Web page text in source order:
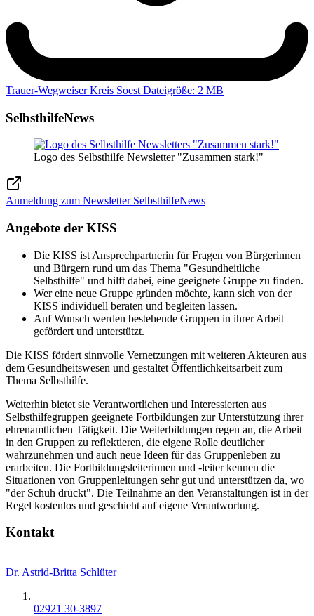
Trauer-Wegweiser Kreis Soest Dateigröße: 2 MB
SelbsthilfeNews
Logo des Selbsthilfe Newsletter "Zusammen stark!"
Anmeldung zum Newsletter SelbsthilfeNews
Angebote der KISS
Die KISS ist Ansprechpartnerin für Fragen von Bürgerinnen
und Bürgern rund um das Thema "Gesundheitliche
Selbsthilfe" und hilft dabei, eine geeignete Gruppe zu finden.
Wer eine neue Gruppe gründen möchte, kann sich von der
KISS individuell beraten und begleiten lassen.
Auf Wunsch werden bestehende Gruppen in ihrer Arbeit
gefördert und unterstützt.
Die KISS fördert sinnvolle Vernetzungen mit weiteren Akteuren aus
dem Gesundheitswesen und gestaltet Öffentlichkeitsarbeit zum
Thema Selbsthilfe.
Weiterhin bietet sie Verantwortlichen und Interessierten aus
Selbsthilfegruppen geeignete Fortbildungen zur Unterstützung ihrer
ehrenamtlichen Tätigkeit. Die Weiterbildungen regen an, die Arbeit
in den Gruppen zu reflektieren, die eigene Rolle deutlicher
wahrzunehmen und auch neue Ideen für das Gruppenleben zu
erarbeiten. Die Fortbildungsleiterinnen und -leiter kennen die
Situationen von Gruppenleitungen sehr gut und unterstützen da, wo
"der Schuh drückt". Die Teilnahme an den Veranstaltungen ist in der
Regel kostenlos und geschieht auf eigene Verantwortung.
Kontakt
Dr. Astrid-Britta Schlüter
02921 30-3897